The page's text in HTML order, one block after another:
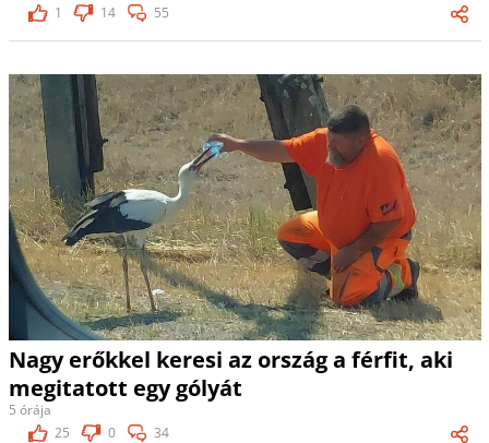
1
14 55
Nagy erőkkel keresi az ország a férfit, aki
megitatott egy gólyát
5 órája
25
0 34